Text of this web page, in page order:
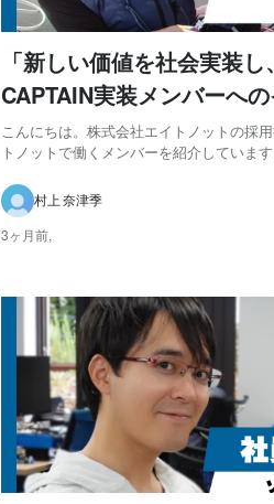
「新しい価値を社会実装
CAPTAIN実装メンバーへ
こんにちは。株式会社エイトノットの採
トノットで働くメンバーを紹介していま
のAI CAPTAINをクライアントの船舶に納
り、担当業務は大きく３つあります。...
村上 奈津季
3ヶ月前,